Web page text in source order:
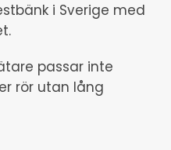
i Sverige med
passar inte
rör utan lång